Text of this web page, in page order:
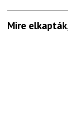
Mire